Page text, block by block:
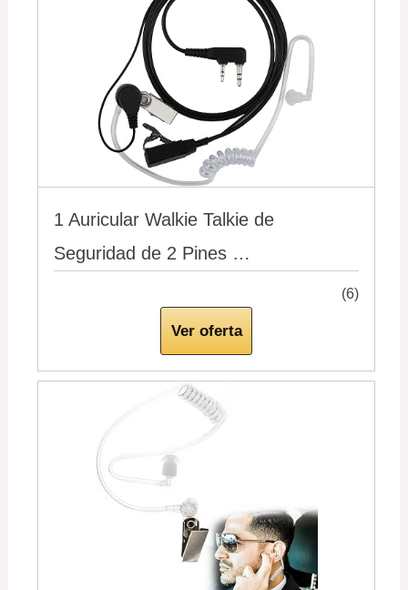
1 Auricular Walkie Talkie de
Seguridad de 2 Pines …
(6)
Ver oferta